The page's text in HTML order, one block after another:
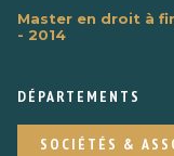
Master en droit à
- 2014
DÉPARTEMENTS
SOCIÉTÉS &